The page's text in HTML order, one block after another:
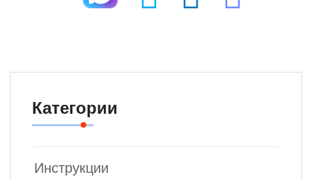
Категории
Инструкции